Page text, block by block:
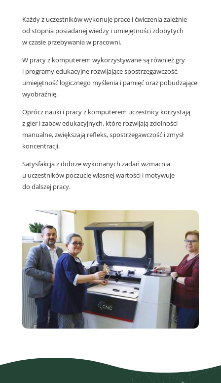
Każdy z uczestników wykonuje prace i ćwiczenia zależnie
od stopnia posiadanej wiedzy i umiejętności zdobytych
w czasie przebywania w pracowni.
W pracy z komputerem wykorzystywane są również gry
i programy edukacyjne rozwijające spostrzegawczość,
umiejętność logicznego myślenia i pamięć oraz pobudzające
wyobraźnię.
Oprócz nauki i pracy z komputerem uczestnicy korzystają
z gier i zabaw edukacyjnych, które rozwijają zdolności
manualne, zwiększają refleks, spostrzegawczość i zmysł
koncentracji.
Satysfakcja z dobrze wykonanych zadań wzmacnia
u uczestników poczucie własnej wartości i motywuje
do dalszej pracy.